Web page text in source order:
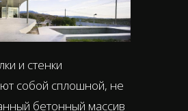
и стенки
собой сплошной, не
бетонный массив